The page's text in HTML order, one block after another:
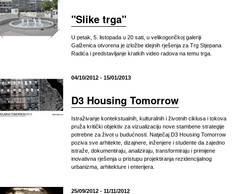
"Slike trga"
U petak, 5. listopada u 20 sati, u velikogoričkoj galeriji
Galženica otvorena je izložbe idejnih rješenja za Trg Stjepana
Radića i predstavljanje kratkih video radova na temu trga.
04/10/2012 - 15/01/2013
D3 Housing Tomorrow
Istraživanje kontekstualnih, kulturalnih i životnih ciklusa i tokova
pruža kritički objektiv za vizualizaciju nove stambene strategije
potrebne za život u budućnosti. Natječaj D3 Housing Tomorrow
poziva sve arhitekte, dizajnere, inženjere i studente da zajedno
istraže, dokumentiraju, analiziraju, transformiraju i primijene
inovativna rješenja u pristupu projektiranja rezidencijalnog
urbanizma, arhitekture i enterijera.
25/09/2012 - 11/11/2012